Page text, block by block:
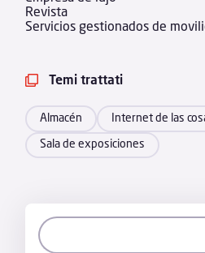
Revista
Servicios gestionados de
 Temi trattati
Almacén Internet de las
Sala de exposiciones